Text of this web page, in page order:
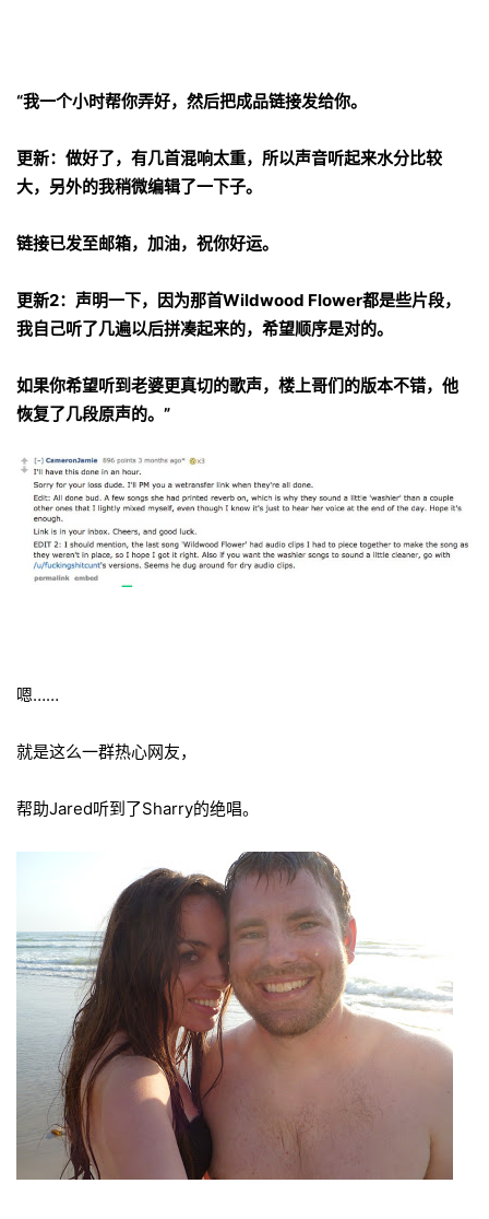
“我一个小时帮你弄好，然后把成品链接发给你。
更新：做好了，有几首混响太重，所以声音听起来水分比较
大，另外的我稍微编辑了一下子。
链接已发至邮箱，加油，祝你好运。
更新2：声明一下，因为那首Wildwood Flower都是些片段，
我自己听了几遍以后拼凑起来的，希望顺序是对的。
如果你希望听到老婆更真切的歌声，楼上哥们的版本不错，他
恢复了几段原声的。”
嗯……
就是这么一群热心网友，
帮助Jared听到了Sharry的绝唱。